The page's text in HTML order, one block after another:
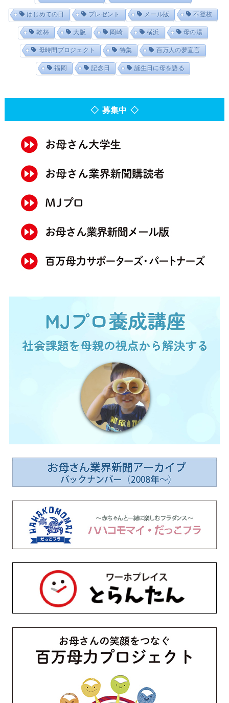
はじめての日 プレゼント メール版 不登校
乾杯 大阪 岡崎 横浜 母の湯
母時間プロジェクト 特集 百万人の夢宣言
福岡 記念日 誕生日に母を語る
◇ 募集中 ◇